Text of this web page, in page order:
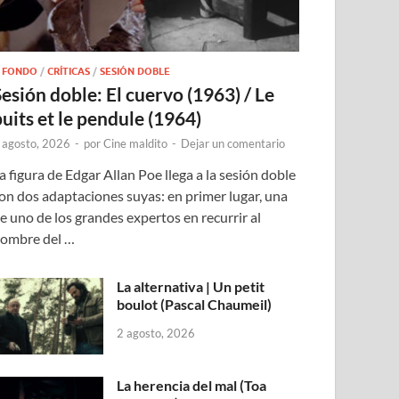
/CRÍTICAS /SESIÓN DOBLE
doble: El cuervo (1963) / Le
et le pendule (1964)
agosto, 2026 - porCine maldito - Dejar un comentario
figura de Edgar Allan Poe llega a la sesión doble
dos adaptaciones suyas: en primer lugar, una
uno de los grandes expertos en recurrir al
del …
La alternativa | Un petit
boulot (Pascal Chaumeil)
2 agosto, 2026
La herencia del mal (Toa